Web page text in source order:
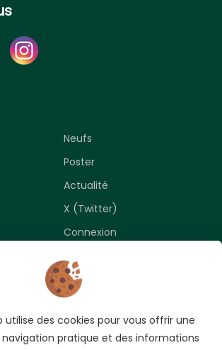
Neufs
Poster
Actualité
X (Twitter)
Connexion
recevoir les meilleures opportunités.
utilise des cookies pour vous offrir une
pratique et des informations